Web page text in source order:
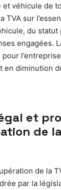
véhicule de
TVA sur
du
engagées.
en diminution
et
de
de la
par la